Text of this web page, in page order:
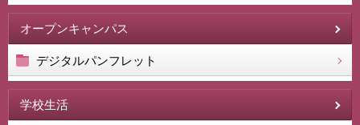
オープンキャンパス
デジタルパンフレット
学校生活